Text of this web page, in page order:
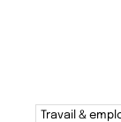
Travail &